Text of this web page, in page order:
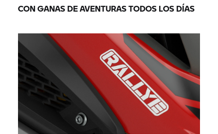
CON GANAS DE AVENTURAS TODOS LOS DÍAS